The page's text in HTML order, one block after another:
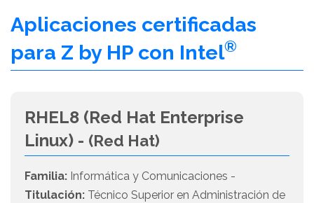
Aplicaciones certificadas
para Z by HP con Intel®
RHEL8 (Red Hat Enterprise
Linux) - (Red Hat)
Familia: Informática y Comunicaciones -
Titulación: Técnico Superior en Administración de